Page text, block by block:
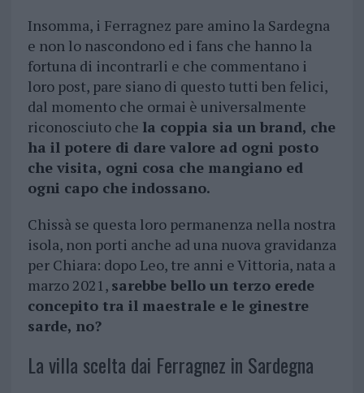
Insomma, i Ferragnez pare amino la Sardegna
e non lo nascondono ed i fans che hanno la
fortuna di incontrarli e che commentano i
loro post, pare siano di questo tutti ben felici,
dal momento che ormai è universalmente
riconosciuto che la coppia sia un brand, che
ha il potere di dare valore ad ogni posto
che visita, ogni cosa che mangiano ed
ogni capo che indossano.
Chissà se questa loro permanenza nella nostra
isola, non porti anche ad una nuova gravidanza
per Chiara: dopo Leo, tre anni e Vittoria, nata a
marzo 2021, sarebbe bello un terzo erede
concepito tra il maestrale e le ginestre
sarde, no?
La villa scelta dai Ferragnez in Sardegna